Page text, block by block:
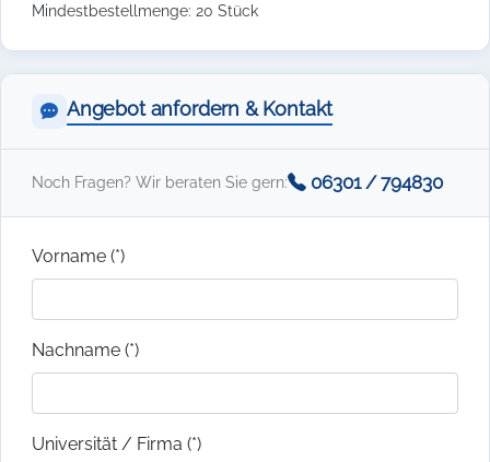
Mindestbestellmenge: 20 Stück
Angebot anfordern & Kontakt
Noch Fragen? Wir beraten Sie gern: 06301 / 794830
Vorname (*)
Nachname (*)
Universität / Firma (*)